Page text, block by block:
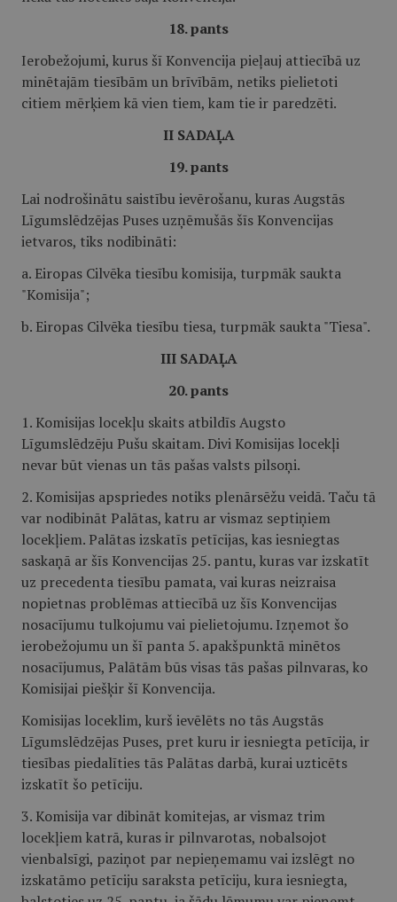
18. pants
Ierobežojumi, kurus šī Konvencija pieļauj attiecībā uz
minētajām tiesībām un brīvībām, netiks pielietoti
citiem mērķiem kā vien tiem, kam tie ir paredzēti.
II SADAĻA
19. pants
Lai nodrošinātu saistību ievērošanu, kuras Augstās
Līgumslēdzējas Puses uzņēmušās šīs Konvencijas
ietvaros, tiks nodibināti:
a. Eiropas Cilvēka tiesību komisija, turpmāk saukta
"Komisija";
b. Eiropas Cilvēka tiesību tiesa, turpmāk saukta "Tiesa".
III SADAĻA
20. pants
1. Komisijas locekļu skaits atbildīs Augsto
Līgumslēdzēju Pušu skaitam. Divi Komisijas locekļi
nevar būt vienas un tās pašas valsts pilsoņi.
2. Komisijas apspriedes notiks plenārsēžu veidā. Taču tā
var nodibināt Palātas, katru ar vismaz septiņiem
locekļiem. Palātas izskatīs petīcijas, kas iesniegtas
saskaņā ar šīs Konvencijas 25. pantu, kuras var izskatīt
uz precedenta tiesību pamata, vai kuras neizraisa
nopietnas problēmas attiecībā uz šīs Konvencijas
nosacījumu tulkojumu vai pielietojumu. Izņemot šo
ierobežojumu un šī panta 5. apakšpunktā minētos
nosacījumus, Palātām būs visas tās pašas pilnvaras, ko
Komisijai piešķir šī Konvencija.
Komisijas loceklim, kurš ievēlēts no tās Augstās
Līgumslēdzējas Puses, pret kuru ir iesniegta petīcija, ir
tiesības piedalīties tās Palātas darbā, kurai uzticēts
izskatīt šo petīciju.
3. Komisija var dibināt komitejas, ar vismaz trim
locekļiem katrā, kuras ir pilnvarotas, nobalsojot
vienbalsīgi, paziņot par nepieņemamu vai izslēgt no
izskatāmo petīciju saraksta petīciju, kura iesniegta,